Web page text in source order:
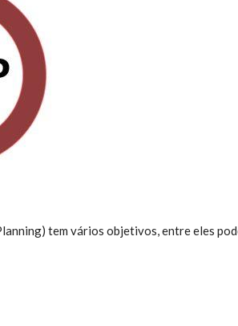
tem vários objetivos, entre eles